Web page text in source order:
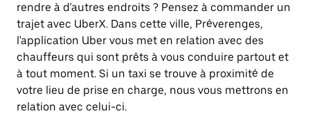
rendre à d'autres endroits ? Pensez à commander un
trajet avec UberX. Dans cette ville, Préverenges,
l'application Uber vous met en relation avec des
chauffeurs qui sont prêts à vous conduire partout et
à tout moment. Si un taxi se trouve à proximité de
votre lieu de prise en charge, nous vous mettrons en
relation avec celui-ci.